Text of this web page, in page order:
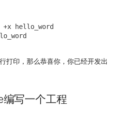
+x hello_word
打印，那么恭喜你，你已经开发出
写一个工程